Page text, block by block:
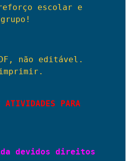
escolar e
não editável.
ATIVIDADES PARA
devidos direitos